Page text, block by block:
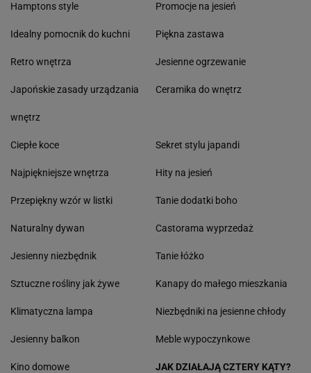
Hamptons style
Idealny pomocnik do kuchni
Retro wnętrza
Japońskie zasady urządzania
wnętrz
Promocje na jesień
Piękna zastawa
Jesienne ogrzewanie
Ceramika do wnętrz
Ciepłe koce
Najpiękniejsze wnętrza
Przepiękny wzór w listki
Naturalny dywan
Jesienny niezbędnik
Sztuczne rośliny jak żywe
Klimatyczna lampa
Jesienny balkon
Sekret stylu japandi
Hity na jesień
Tanie dodatki boho
Castorama wyprzedaż
Tanie łóżko
Kanapy do małego mieszkania
Niezbędniki na jesienne chłody
Meble wypoczynkowe
Kino domowe JAK DZIAŁAJĄ CZTERY KĄTY?